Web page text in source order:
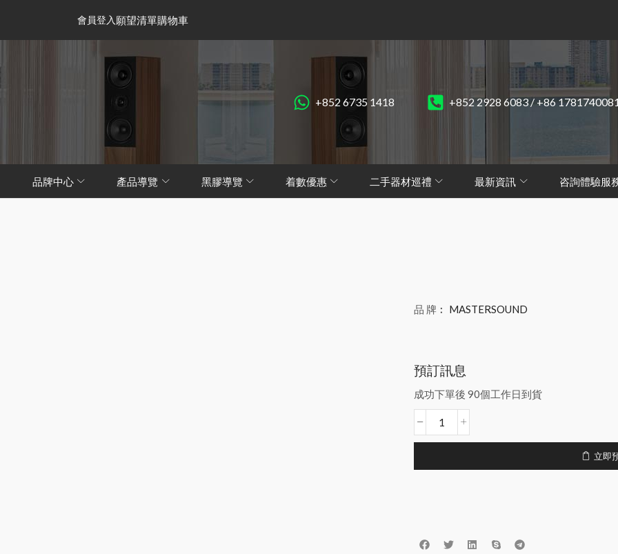
會員登入 願望清單購物車
+852 6735 1418 +852 2928 6083 / +86
品牌中心 產品導覽 黑膠導覽 着數優惠 二手器材巡禮 最新資訊 咨詢體驗服
品 牌︰ MASTERSOUND
預訂訊息
成功下單後 90個工作日到貨
立即